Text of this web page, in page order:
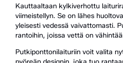
Kauttaaltaan kylkiverhottu
viimeistellyn. Se on lähes
yleisesti vedessä vaivattomasti.
rantoihin, joissa vettä on
Putkiponttonilaituriin voit valita